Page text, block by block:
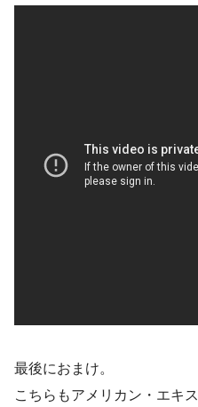
最後におまけ。
こちらもアメリカン・エキ